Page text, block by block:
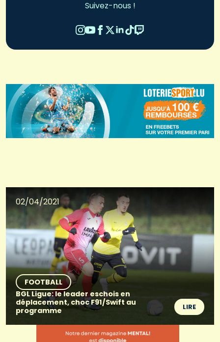
Suivez-nous !
02/04/2021
FOOTBALL
BGL Ligue: le leader eschois en
déplacement, choc F91/Swift au
programme
LIRE